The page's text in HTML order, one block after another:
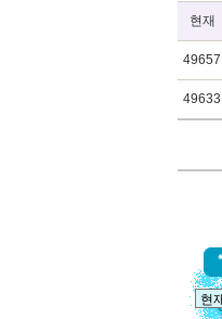
현재
49657
49633